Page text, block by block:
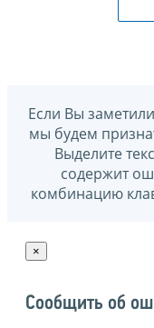
Если Вы
мы будем
Выделите
содержит
комбинацию
×
Сообщить об